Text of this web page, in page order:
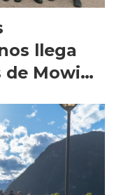
llega
de Mowi